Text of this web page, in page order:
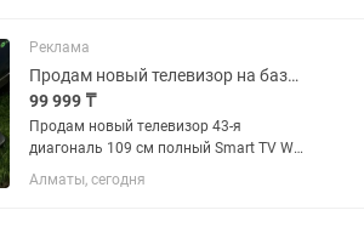
Реклама
Продам новый телевизор на базе webos смарт тв ютуб гугл Кинопоиск
99 999 ₸
Продам новый телевизор 43-я
диагональ 109 см полный Smart TV Wi-
Fi YouTube в Google на операционной
системе webos смарт вт гарантия 1 год
Алматы, сегодня